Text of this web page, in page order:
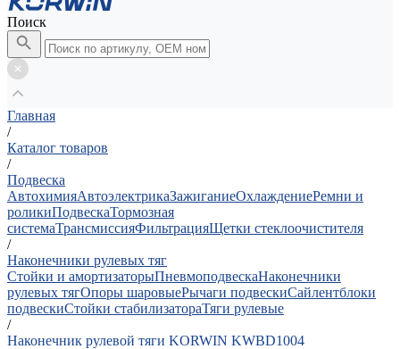
Поиск
Главная
/
Каталог товаров
/
Подвеска
АвтохимияАвтоэлектрикаЗажиганиеОхлаждениеРемни и
роликиПодвескаТормозная
системаТрансмиссияФильтрацияЩетки стеклоочистителя
/
Наконечники рулевых тяг
Стойки и амортизаторыПневмоподвескаНаконечники
рулевых тягОпоры шаровыеРычаги подвескиСайлентблоки
подвескиСтойки стабилизатораТяги рулевые
/
Наконечник рулевой тяги KORWIN KWBD1004